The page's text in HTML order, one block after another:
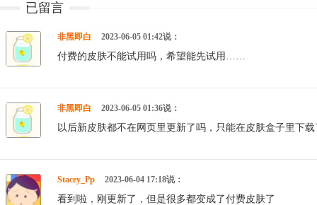
已留言
非黑即白 2023-06-05 01:42说：
付费的皮肤不能试用吗，希望能先试用……
非黑即白 2023-06-05 01:36说：
以后新皮肤都不在网页里更新了吗，只能在皮肤盒子里下
Stacey_Pp 2023-06-04 17:18说：
看到啦，刚更新了，但是很多都变成了付费皮肤了